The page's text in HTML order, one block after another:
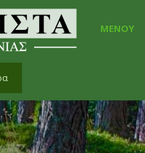
ΜΕΝΟΥ